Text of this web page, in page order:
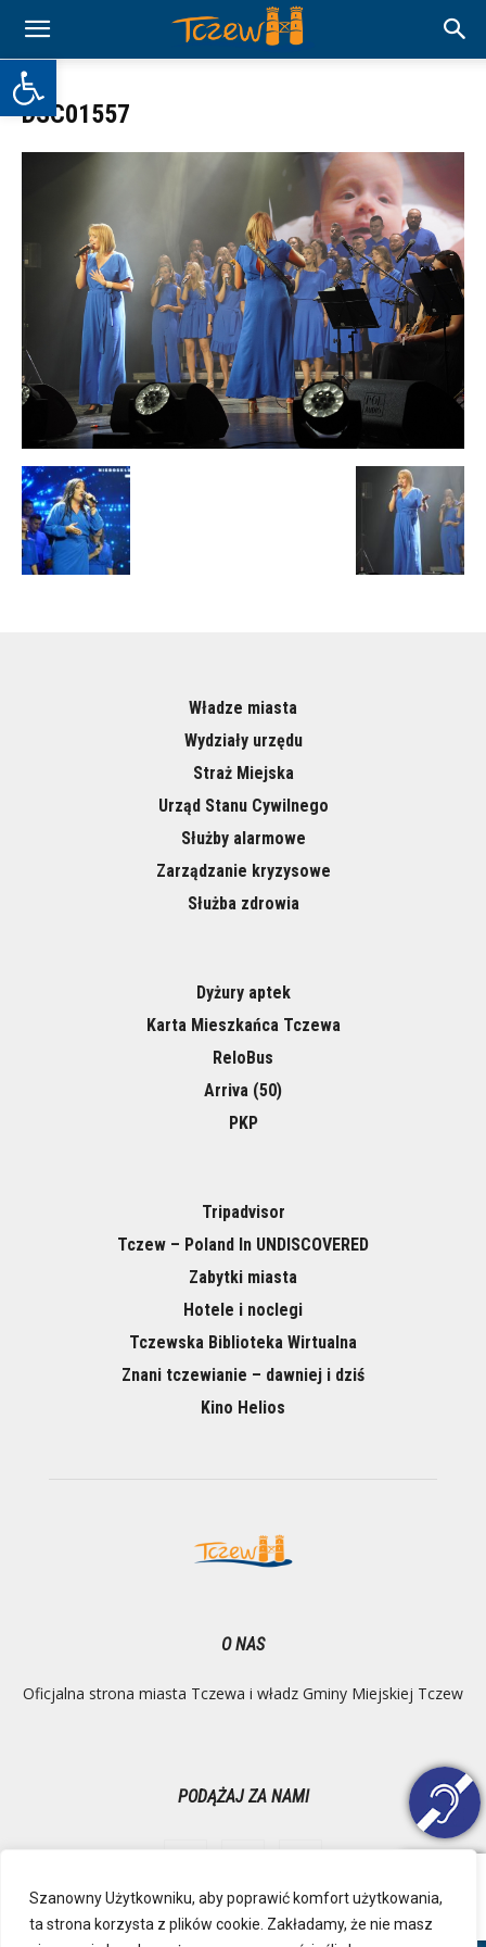
Otwórz pasek narzędzi
Szanowny Użytkowniku, aby poprawić komfort użytkowania,
ta strona korzysta z plików cookie. Zakładamy, że nie masz
DSC01557
Władze miasta
Wydziały urzędu
Straż Miejska
Urząd Stanu Cywilnego
Służby alarmowe
Zarządzanie kryzysowe
Służba zdrowia
Dyżury aptek
Karta Mieszkańca Tczewa
ReloBus
Arriva (50)
PKP
Tripadvisor
Tczew – Poland In UNDISCOVERED
Zabytki miasta
Hotele i noclegi
Tczewska Biblioteka Wirtualna
Znani tczewianie – dawniej i dziś
Kino Helios
O NAS
Oficjalna strona miasta Tczewa i władz Gminy Miejskiej Tczew
PODĄŻAJ ZA NAMI
Ochrona danych osobowych Inspektor Danych Osobowych